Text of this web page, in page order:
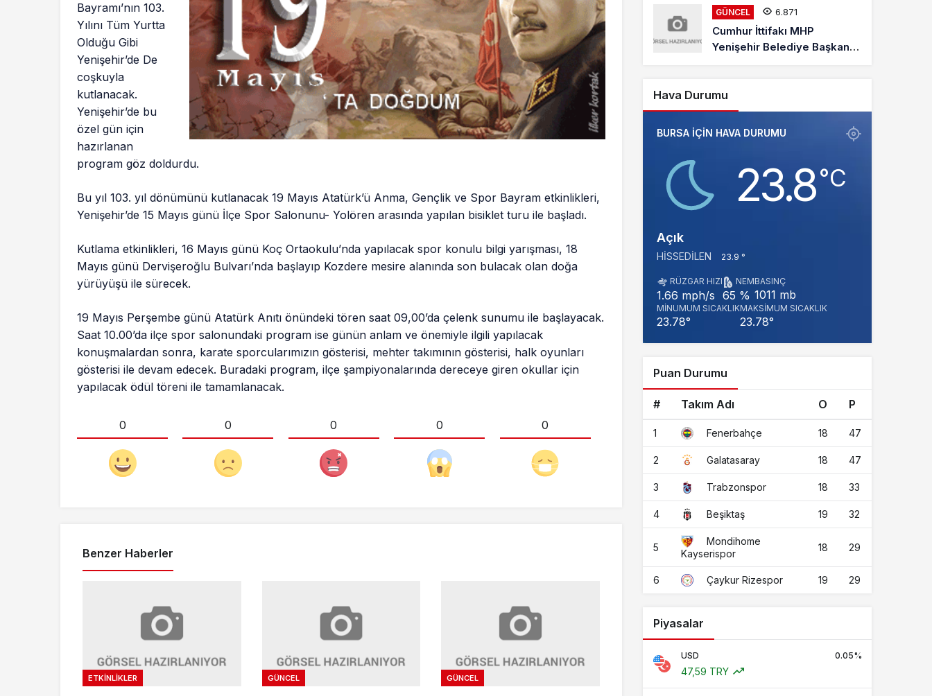
Bayramı’nın 103.
Yılını Tüm Yurtta
Olduğu Gibi
Yenişehir’de De
coşkuyla
kutlanacak.
Yenişehir’de bu
özel gün için
hazırlanan
program göz doldurdu.
Bu yıl 103. yıl dönümünü kutlanacak 19 Mayıs Atatürk’ü Anma, Gençlik ve Spor Bayram etkinlikleri,
Yenişehir’de 15 Mayıs günü İlçe Spor Salonunu- Yolören arasında yapılan bisiklet turu ile başladı.
Kutlama etkinlikleri, 16 Mayıs günü Koç Ortaokulu’nda yapılacak spor konulu bilgi yarışması, 18
Mayıs günü Dervişeroğlu Bulvarı’nda başlayıp Kozdere mesire alanında son bulacak olan doğa
yürüyüşü ile sürecek.
19 Mayıs Perşembe günü Atatürk Anıtı önündeki tören saat 09,00’da çelenk sunumu ile başlayacak.
Saat 10.00’da ilçe spor salonundaki program ise günün anlam ve önemiyle ilgili yapılacak
konuşmalardan sonra, karate sporcularımızın gösterisi, mehter takımının gösterisi, halk oyunları
gösterisi ile devam edecek. Buradaki program, ilçe şampiyonalarında dereceye giren okullar için
yapılacak ödül töreni ile tamamlanacak.
0 0 0 0 0
Benzer Haberler
ETKINLIKLER GÜNCEL GÜNCEL
GÜNCEL 6.871
Cumhur İttifakı MHP
Yenişehir Belediye Başkan
Hava Durumu
BURSA IÇIN HAVA DURUMU
23.8‎°C
Açık
HISSEDILEN 23.9 °
RÜZGAR HIZI
1.66 mph/s
NEM
65 %
BASINÇ
1011 mb
MINUMUM SICAKLIK
23.78°
MAKSIMUM SICAKLIK
23.78°
Puan Durumu
# Takım Adı O P
1 Fenerbahçe 18 47
2 Galatasaray 18 47
3 Trabzonspor 18 33
4 Beşiktaş 19 32
5
Mondihome
Kayserispor
18 29
6 Çaykur Rizespor 19 29
Piyasalar
USD 0.05%
47,59 TRY